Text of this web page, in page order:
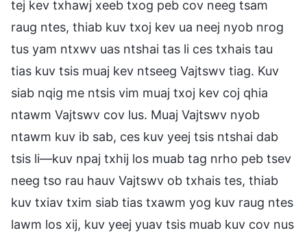
tej kev txhawj xeeb txog peb cov neeg tsam
raug ntes, thiab kuv txoj kev ua neej nyob nrog
tus yam ntxwv uas ntshai tas li ces txhais tau
tias kuv tsis muaj kev ntseeg Vajtswv tiag. Kuv
siab nqig me ntsis vim muaj txoj kev coj qhia
ntawm Vajtswv cov lus. Muaj Vajtswv nyob
ntawm kuv ib sab, ces kuv yeej tsis ntshai dab
tsis li—kuv npaj txhij los muab tag nrho peb tsev
neeg tso rau hauv Vajtswv ob txhais tes, thiab
kuv txiav txim siab tias txawm yog kuv raug ntes
lawm los xij, kuv yeej yuav tsis muab kuv cov nus